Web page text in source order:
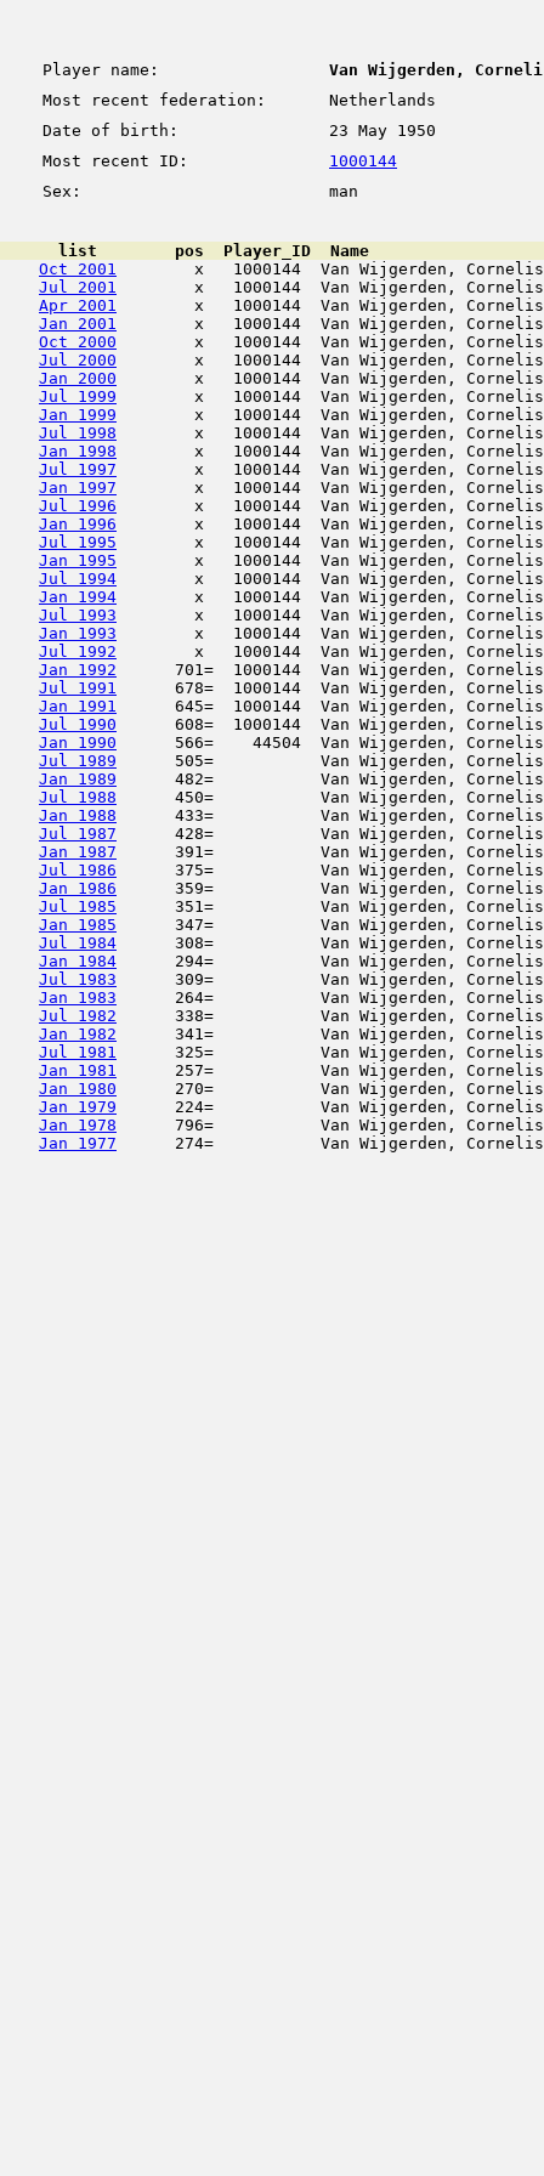
Player name:
Van Wijgerden,
Most recent federation:
Netherlands
Date of birth:
23 May 1950
Most recent ID:
1000144
Sex:
man
list        pos  Player_ID  Name
Oct 2001
x   1000144  Van Wijgerden,
Jul 2001
x   1000144  Van Wijgerden,
Apr 2001
x   1000144  Van Wijgerden,
Jan 2001
x   1000144  Van Wijgerden,
Oct 2000
x   1000144  Van Wijgerden,
Jul 2000
x   1000144  Van Wijgerden,
Jan 2000
x   1000144  Van Wijgerden,
Jul 1999
x   1000144  Van Wijgerden,
Jan 1999
x   1000144  Van Wijgerden,
Jul 1998
x   1000144  Van Wijgerden,
Jan 1998
x   1000144  Van Wijgerden,
Jul 1997
x   1000144  Van Wijgerden,
Jan 1997
x   1000144  Van Wijgerden,
Jul 1996
x   1000144  Van Wijgerden,
Jan 1996
x   1000144  Van Wijgerden,
Jul 1995
x   1000144  Van Wijgerden,
Jan 1995
x   1000144  Van Wijgerden,
Jul 1994
x   1000144  Van Wijgerden,
Jan 1994
x   1000144  Van Wijgerden,
Jul 1993
x   1000144  Van Wijgerden,
Jan 1993
x   1000144  Van Wijgerden,
Jul 1992
x   1000144  Van Wijgerden,
Jan 1992
701=  1000144  Van Wijgerden,
Jul 1991
678=  1000144  Van Wijgerden,
Jan 1991
645=  1000144  Van Wijgerden,
Jul 1990
608=  1000144  Van Wijgerden,
Jan 1990
566=    44504  Van Wijgerden,
Jul 1989
505=           Van
Jan 1989
482=           Van
Jul 1988
450=           Van
Jan 1988
433=           Van
Jul 1987
428=           Van
Jan 1987
391=           Van
Jul 1986
375=           Van
Jan 1986
359=           Van
Jul 1985
351=           Van
Jan 1985
347=           Van Wijgerden,
Jul 1984
308=           Van
Jan 1984
294=           Van Wijgerden,
Jul 1983
309=           Van Wijgerden,
Jan 1983
264=           Van Wijgerden,
Jul 1982
338=           Van
Jan 1982
341=           Van
Jul 1981
325=           Van Wijgerden,
Jan 1981
257=           Van Wijgerden,
Jan 1980
270=           Van Wijgerden,
Jan 1979
224=           Van Wijgerden,
Jan 1978
796=           Van Wijgerden,
Jan 1977